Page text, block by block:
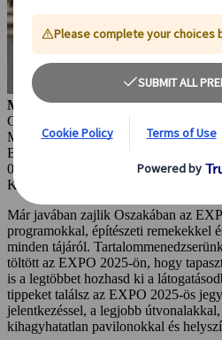
Molnár Julianna
Content Marketing
Manager Japanspecialist
Budapest, Magyarország
02 júl. 2025
Kihagyhatatlan látnivalók
Már javában zajlik Oszakában az
programokkal, építészeti remekekkel
minden tájáról.
töltött az EXPO 2025-ön, hogy
is a legtöbbet hozhasd ki a
tippeket találsz az EXPO 2025-ös
jelentkezéssel, a legjobb
kihagyhatatlan pavilonokkal és